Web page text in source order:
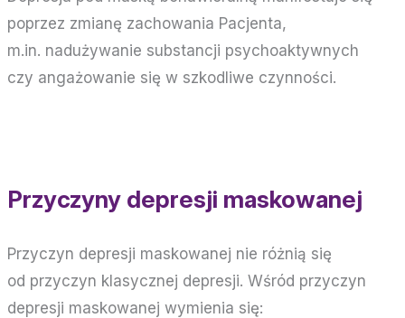
poprzez zmianę zachowania Pacjenta,
m.in. nadużywanie substancji psychoaktywnych
czy angażowanie się w szkodliwe czynności.
Przyczyny depresji maskowanej
Przyczyn depresji maskowanej nie różnią się
od przyczyn klasycznej depresji. Wśród przyczyn
depresji maskowanej wymienia się: